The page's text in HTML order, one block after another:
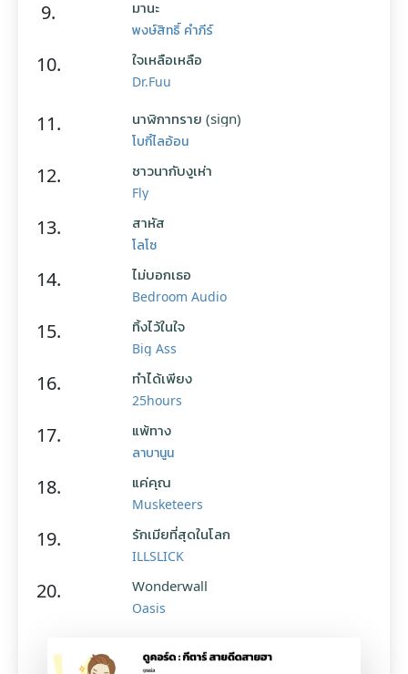
9. มานะ
พงษ์สิทธิ์ คำภีร์
10. ใจเหลือเหลือ
Dr.Fuu
11. นาฬิกาทราย (sign)
โบกี้ไลอ้อน
12. ชาวนากับงูเห่า
Fly
13. สาหัส
โลโซ
14. ไม่บอกเธอ
Bedroom Audio
15. ทิ้งไว้ในใจ
Big Ass
16. ทำได้เพียง
25hours
17. แพ้ทาง
ลาบานูน
18. แค่คุณ
Musketeers
19. รักเมียที่สุดในโลก
ILLSLICK
20. Wonderwall
Oasis